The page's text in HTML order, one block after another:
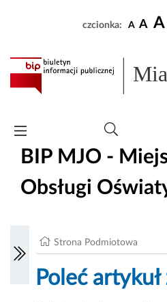
czcionka: A A A
BIP MJO -
Obsługi
Strona Podmiotowa
Poleć